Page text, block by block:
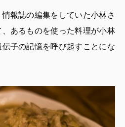
情報誌の編集をしていた小林さ
あるものを使った料理が小林
子の記憶を呼び起すことにな